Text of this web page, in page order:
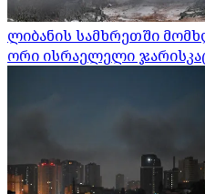
ლიბანის სამხრეთში
ორი ისრაელელი